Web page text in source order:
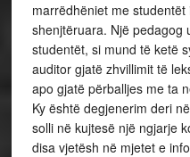
marrëdhëniet me
shenjtëruara. Një pedagog
studentët, si mund të ketë
auditor gjatë zhvillimit të
apo gjatë përballjes me ta
Ky është degjenerim deri
solli në kujtesë një ngjarje
disa vjetësh në mjetet e